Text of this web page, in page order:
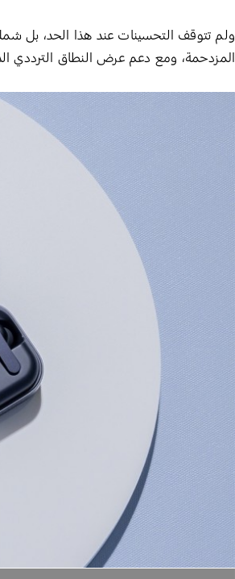
المزدحمة، ومع دعم عرض النطاق الترددي الذي يصل إلى 16 كيلوهرتز، ليصل الصوت بوضوح